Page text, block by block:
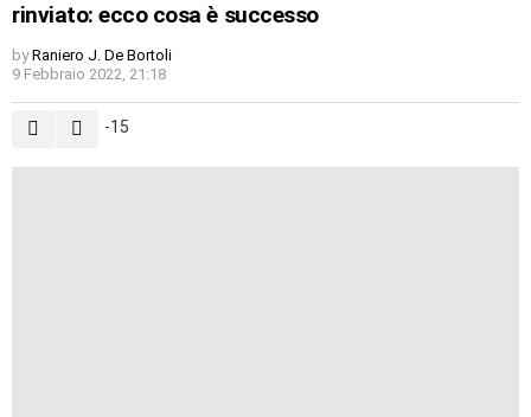
rinviato: ecco cosa è successo
by Raniero J. De Bortoli
9 Febbraio 2022, 21:18
-15